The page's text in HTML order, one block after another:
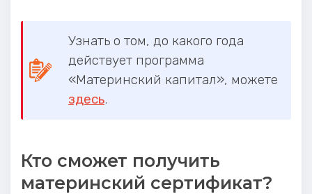
Узнать о том, до какого года
действует программа
«Материнский капитал», можете
здесь.
Кто сможет получить
материнский сертификат?